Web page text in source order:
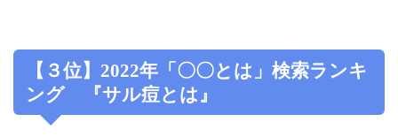
【３位】2022年「〇〇とは」検索ランキ
ング 『サル痘とは』